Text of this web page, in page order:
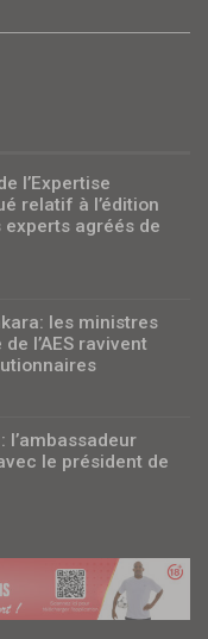
l’Expertise
relatif à l’édition
agréés de
les ministres
l’AES ravivent
l’ambassadeur
le président de